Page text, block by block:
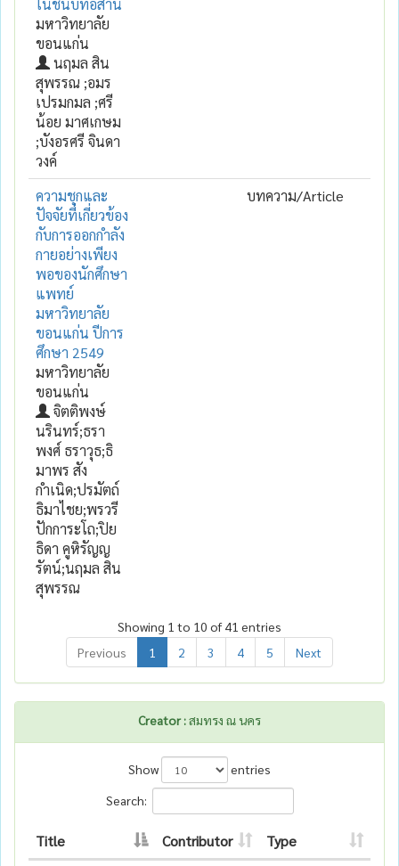
มหาวิทยาลัย
ขอนแก่น
นฤมล สิน
สุพรรณ ;อมร
เปรมกมล ;ศรี
น้อย มาศเกษม
;บังอรศรี จินดา
วงค์
ความชุกและ
ปัจจัยที่เกี่ยวข้อง
กับการออกกำลัง
กายอย่างเพียง
พอของนักศึกษา
แพทย์
มหาวิทยาลัย
ขอนแก่น ปีการ
ศึกษา 2549
มหาวิทยาลัย
ขอนแก่น
จิตติพงษ์
นรินทร์;ธรา
พงศ์ ธราวุธ;ธิ
มาพร สัง
กำเนิด;ปรมัตถ์
ธิมาไชย;พรวรี
ปักการะโถ;ปิย
ธิดา คูหิรัญญ
รัตน์;นฤมล สิน
สุพรรณ
บทความ/Article
Showing 1 to 10 of 41 entries
Previous
1 2 3 4 5 Next
Creator :สมทรง ณ นคร
Show
entries
Search:
Title Contributor
Type